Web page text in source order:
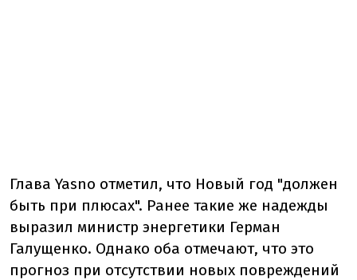
Глава Yasno отметил, что Новый год "должен
быть при плюсах". Ранее такие же надежды
выразил министр энергетики Герман
Галущенко. Однако оба отмечают, что это
прогноз при отсутствии новых повреждений